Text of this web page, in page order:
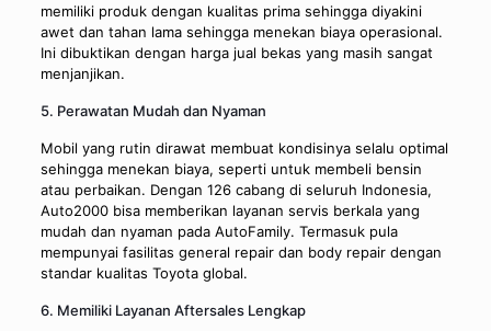
memiliki produk dengan kualitas prima sehingga diyakini
awet dan tahan lama sehingga menekan biaya operasional.
Ini dibuktikan dengan harga jual bekas yang masih sangat
menjanjikan.
5. Perawatan Mudah dan Nyaman
Mobil yang rutin dirawat membuat kondisinya selalu optimal
sehingga menekan biaya, seperti untuk membeli bensin
atau perbaikan. Dengan 126 cabang di seluruh Indonesia,
Auto2000 bisa memberikan layanan servis berkala yang
mudah dan nyaman pada AutoFamily. Termasuk pula
mempunyai fasilitas general repair dan body repair dengan
standar kualitas Toyota global.
6. Memiliki Layanan Aftersales Lengkap